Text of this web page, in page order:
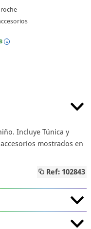
i
Incluye Túnica y
mostrados en
Ref: 102843